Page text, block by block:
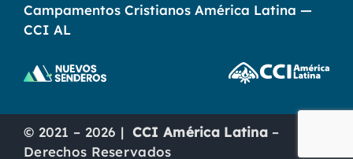
Campamentos Cristianos América Latina —
CCI AL
© 2021 – 2026 | CCI América Latina –
Derechos Reservados